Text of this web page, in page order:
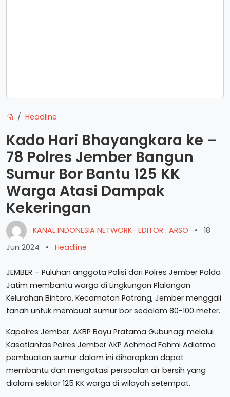
Headline
Kado Hari Bhayangkara ke –
78 Polres Jember Bangun
Sumur Bor Bantu 125 KK
Warga Atasi Dampak
Kekeringan
KANAL INDONESIA NETWORK- EDITOR : ARSO •
18
Jun 2024
• Headline
JEMBER – Puluhan anggota Polisi dari Polres Jember Polda
Jatim membantu warga di Lingkungan Plalangan
Kelurahan Bintoro, Kecamatan Patrang, Jember menggali
tanah untuk membuat sumur bor sedalam 80-100 meter.
Kapolres Jember. AKBP Bayu Pratama Gubunagi melalui
Kasatlantas Polres Jember AKP Achmad Fahmi Adiatma
pembuatan sumur dalam ini diharapkan dapat
membantu dan mengatasi persoalan air bersih yang
dialami sekitar 125 KK warga di wilayah setempat.